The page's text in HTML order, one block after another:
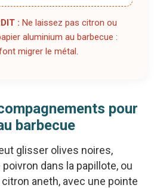
: Ne laissez pas citron ou
aluminium au barbecue :
migrer le métal.
pour
barbecue
glisser olives noires,
dans la papillote, ou
aneth, avec une pointe